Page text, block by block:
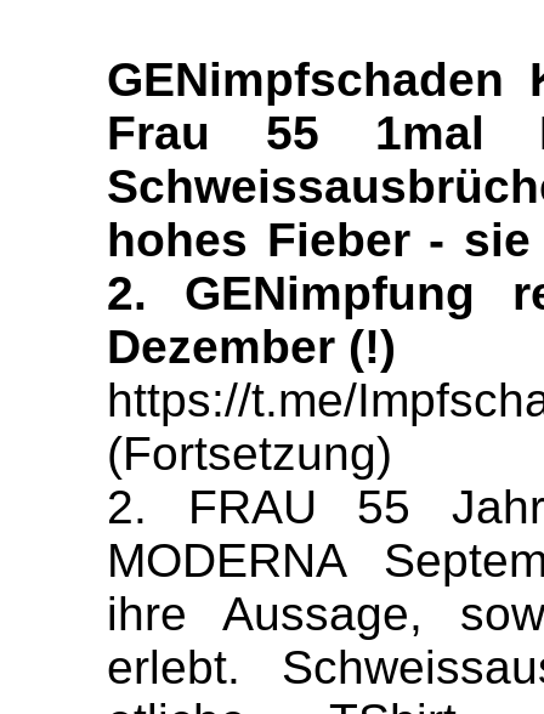
GENimpfschaden
Frau 55 1mal
hohes Fieber -
2. GENimpfung
Dezember (!)
https://t.me/
(Fortsetzung)
2. FRAU 55
MODERNA
ihre Aussage,
erlebt.